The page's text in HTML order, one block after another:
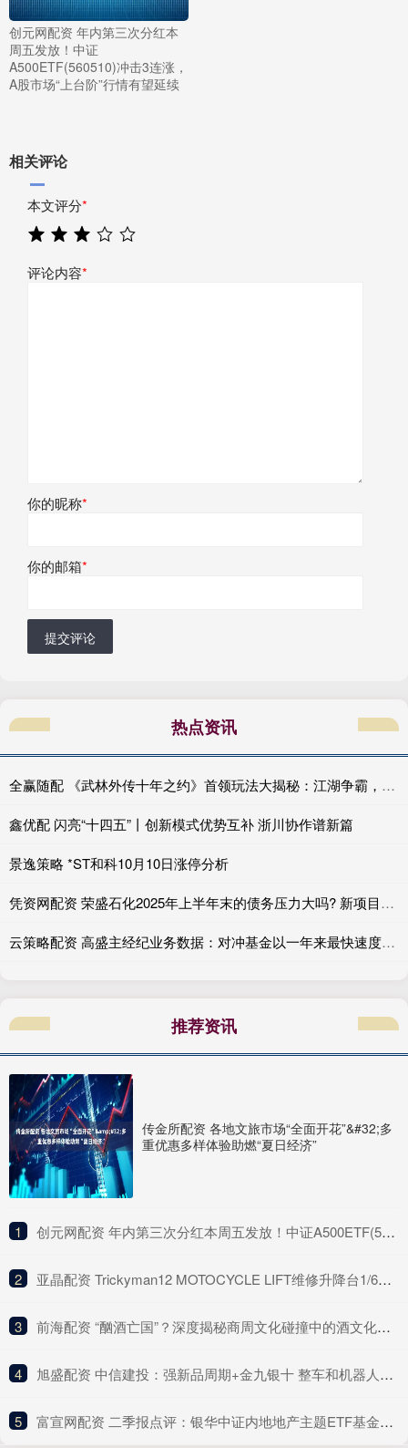
创元网配资 年内第三次分红本
周五发放！中证
A500ETF(560510)冲击3连涨，
A股市场“上台阶”行情有望延续
相关评论
本文评分*
评论内容*
你的昵称*
你的邮箱*
提交评论
热点资讯
全赢随配 《武林外传十年之约》首领玩法大揭秘：江湖争霸，谁与争锋！
鑫优配 闪亮“十四五”丨创新模式优势互补 浙川协作谱新篇
景逸策略 *ST和科10月10日涨停分析
凭资网配资 荣盛石化2025年上半年末的债务压力大吗? 新项目建设还搞不搞?
云策略配资 高盛主经纪业务数据：对冲基金以一年来最快速度卖出美国科技股
推荐资讯
传金所配资 各地文旅市场“全面开花”&#32;多
重优惠多样体验助燃“夏日经济”
1 ​创元网配资 年内第三次分红本周五发放！中证A500ETF(560510)冲击3连涨，A股市场“上台阶”行情有望延续
2 ​亚晶配资 Trickyman12 MOTOCYCLE LIFT维修升降台1/6人偶配件包_材质_制品_变形
3 ​前海配资 “酗酒亡国”？深度揭秘商周文化碰撞中的酒文化谜团_周朝_祭祀_青铜器
4 ​旭盛配资 中信建投：强新品周期+金九银十 整车和机器人进入布局阶段
5 ​富宣网配资 二季报点评：银华中证内地地产主题ETF基金季度涨幅-3.46%